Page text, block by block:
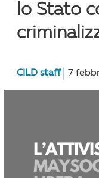
lo Stato
CILD staff 7